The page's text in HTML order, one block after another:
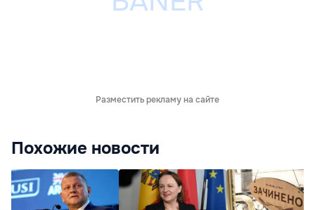
Разместить рекламу на сайте
Похожие новости